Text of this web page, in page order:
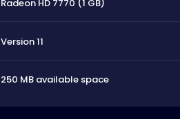
Radeon HD 7770 (1 GB)
Version 11
250 MB available space